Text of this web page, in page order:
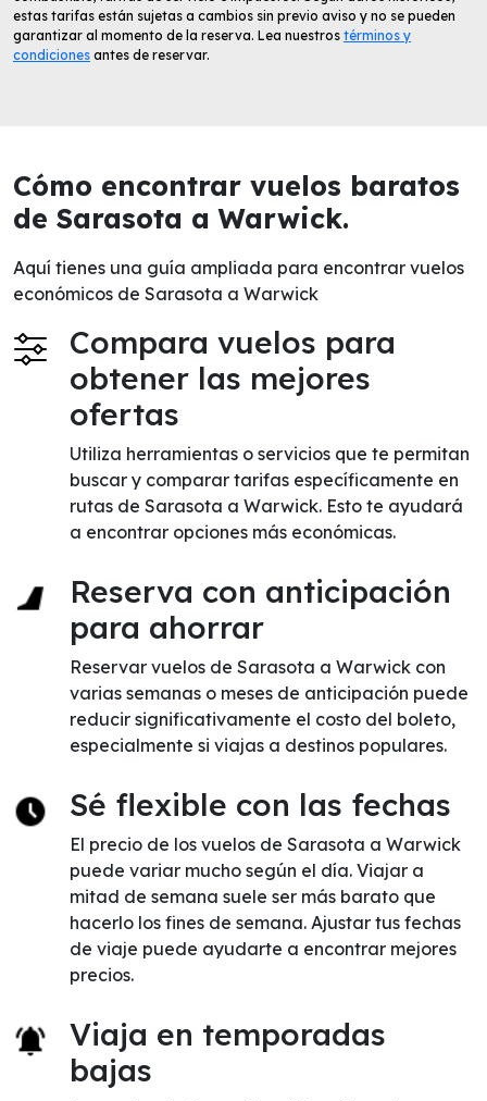
estas tarifas están sujetas a cambios sin previo aviso y no se pueden
garantizar al momento de la reserva. Lea nuestros términos y
condiciones antes de reservar.
Cómo encontrar vuelos baratos
de Sarasota a Warwick.
Aquí tienes una guía ampliada para encontrar vuelos
económicos de Sarasota a Warwick
Compara vuelos para
obtener las mejores
ofertas
Utiliza herramientas o servicios que te permitan
buscar y comparar tarifas específicamente en
rutas de Sarasota a Warwick. Esto te ayudará
a encontrar opciones más económicas.
Reserva con anticipación
para ahorrar
Reservar vuelos de Sarasota a Warwick con
varias semanas o meses de anticipación puede
reducir significativamente el costo del boleto,
especialmente si viajas a destinos populares.
Sé flexible con las fechas
El precio de los vuelos de Sarasota a Warwick
puede variar mucho según el día. Viajar a
mitad de semana suele ser más barato que
hacerlo los fines de semana. Ajustar tus fechas
de viaje puede ayudarte a encontrar mejores
precios.
Viaja en temporadas
bajas